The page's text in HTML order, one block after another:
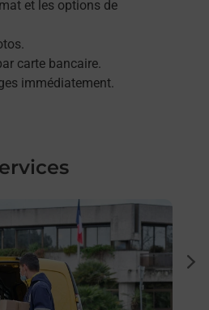
et les options de
carte bancaire.
immédiatement.